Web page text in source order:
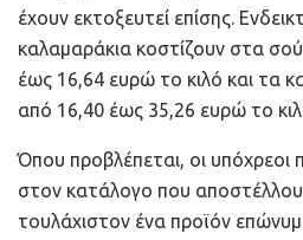
έχουν εκτοξευτεί επίσης.
καλαμαράκια κοστίζουν στα
έως 16,64 ευρώ το κιλό και τα
από 16,40 έως 35,26 ευρώ το
Όπου προβλέπεται, οι υπόχρεοι
στον κατάλογο που
τουλάχιστον ένα προϊόν